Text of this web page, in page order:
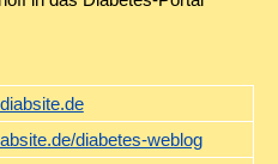
diabetes-weblog